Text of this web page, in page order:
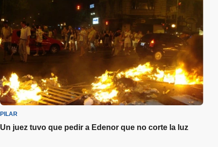
PILAR
Un juez tuvo que pedir a Edenor que no corte la luz